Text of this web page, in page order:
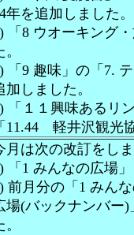
年を追加しました。
「8 ウオーキング
「9 趣味」の「7.
加しました。
「１１興味あるリ
「11.44 軽井沢観光
月は次の改訂をし
「1 みんなの広場
前月分の「1 みん
場(バックナンバー)